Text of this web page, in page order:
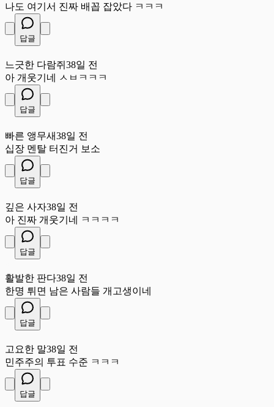
나도 여기서 진짜 배꼽 잡았다 ㅋㅋㅋ
답글
느긋한 다람쥐 38일 전
아 개웃기네 ㅅㅂㅋㅋㅋ
답글
빠른 앵무새38일 전
십장 멘탈 터진거 보소
답글
깊은 사자38일 전
아 진짜 개웃기네 ㅋㅋㅋㅋ
답글
활발한 판다38일 전
한명 튀면 남은 사람들 개고생이네
답글
고요한 말38일 전
민주주의 투표 수준 ㅋㅋㅋ
답글